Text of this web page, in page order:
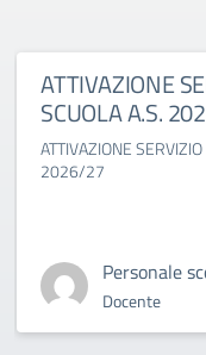
ATTIVAZIONE
SCUOLA A.S.
ATTIVAZIONE
2026/27
Personale
Docente